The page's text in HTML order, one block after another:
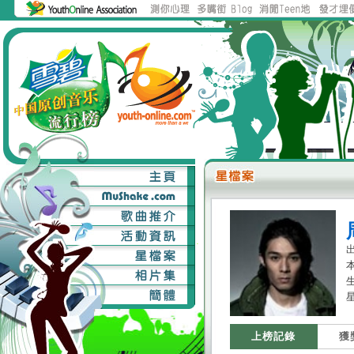
上榜記錄 獲